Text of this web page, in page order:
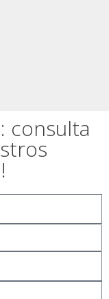
consulta